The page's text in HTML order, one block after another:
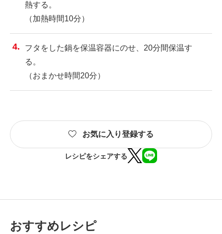
熱する。
（加熱時間10分）
フタをした鍋を保温容器にのせ、20分間保温す
る。
（おまかせ時間20分）
お気に入り登録する
レシピをシェアする
おすすめレシピ